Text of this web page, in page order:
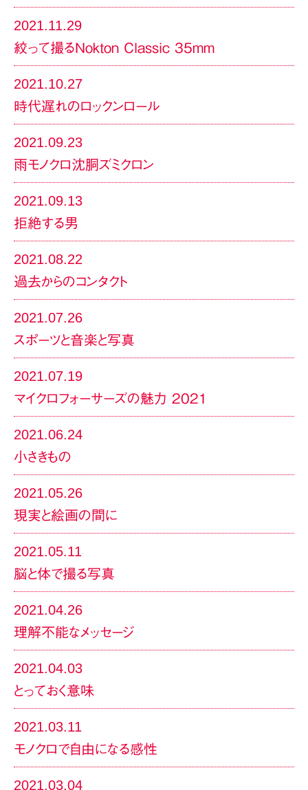
2021.11.29
絞って撮るNokton Classic 35mm
2021.10.27
時代遅れのロックンロール
2021.09.23
雨モノクロ沈胴ズミクロン
2021.09.13
拒絶する男
2021.08.22
過去からのコンタクト
2021.07.26
スポーツと音楽と写真
2021.07.19
マイクロフォーサーズの魅力 2021
2021.06.24
小さきもの
2021.05.26
現実と絵画の間に
2021.05.11
脳と体で撮る写真
2021.04.26
理解不能なメッセージ
2021.04.03
とっておく意味
2021.03.11
モノクロで自由になる感性
2021.03.04